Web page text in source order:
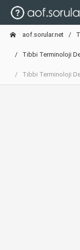
aof.sorular.net
Tıbbi Terminoloji
Tıbbi Terminoloji